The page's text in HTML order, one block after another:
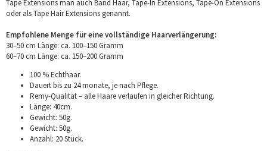
Tape Extensions man auch Band Haar, Tape-In Extensions, Tape-On Extensions
oder als Tape Hair Extensions genannt.
Empfohlene Menge für eine vollständige Haarverlängerung:
30–50 cm Länge: ca. 100–150 Gramm
60–70 cm Länge: ca. 150–200 Gramm
100 % Echthaar.
Dauert bis zu 24 monate, je nach Pflege.
Remy-Qualität – alle Haare verlaufen in gleicher Richtung.
Länge: 40cm.
Gewicht: 50g.
Gewicht: 50g.
Anzahl: 20 Stück.